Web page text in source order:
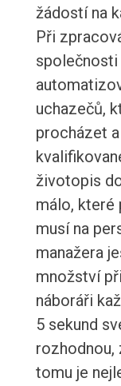
žádostí na
Při
společnosti
uchazečů,
procházet
životopis
málo, které
musí na
manažera
množství
náboráři
5 sekund
rozhodnou,
tomu je